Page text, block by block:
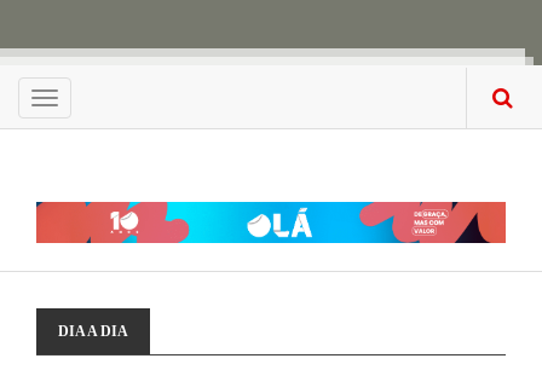
Menu
DIA A DIA